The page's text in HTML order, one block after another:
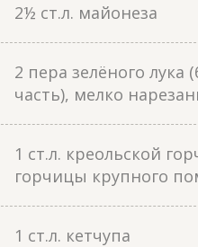
2½ ст.л. майонеза
2 пера зелёного лука
часть), мелко
1 ст.л. креольской
горчицы крупного
1 ст.л. кетчупа